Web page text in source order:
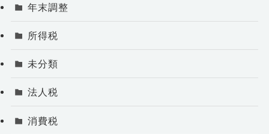
年末調整
所得税
未分類
法人税
消費税